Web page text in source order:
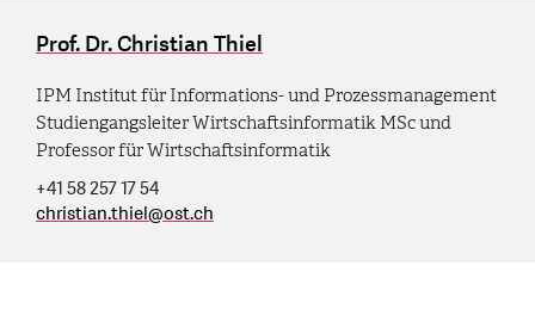
Prof. Dr. Christian Thiel
IPM Institut für Informations- und Prozessmanagement
Studiengangsleiter Wirtschaftsinformatik MSc und
Professor für Wirtschaftsinformatik
+41 58 257 17 54
christian.thiel@ost.ch